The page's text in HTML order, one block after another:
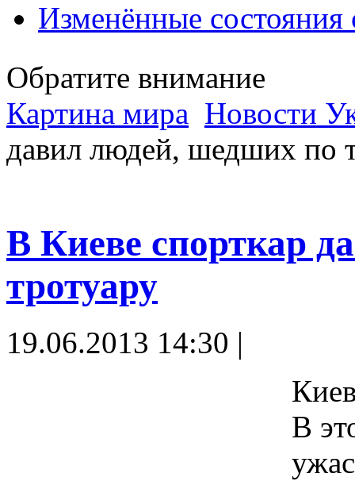
Изменённые состояния
Обратите внимание
Картина мира Новости
давил людей, шедших по
В Киеве спорткар
тротуару
19.06.2013 14:30 |
В